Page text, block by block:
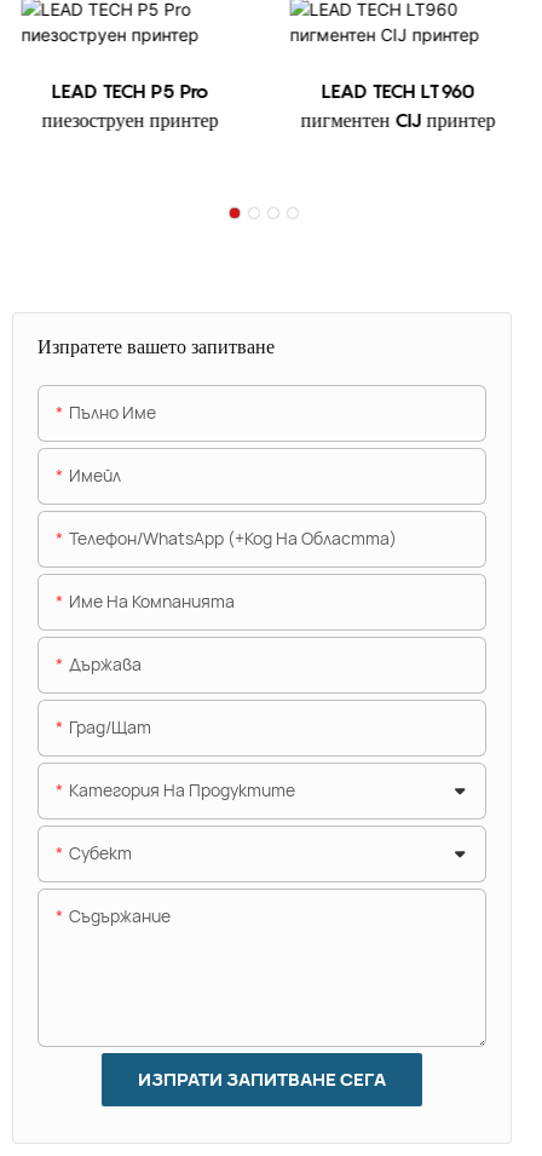
LEAD TECH P5 Pro
пиезоструен принтер
LEAD TECH LT960
пигментен CIJ принтер
Изпратете вашето запитване
Пълно Име
Имейл
Телефон/WhatsApp (+Код На Областта)
Име На Компанията
Държава
Град/щат
Категория На Продуктите
Субект
Съдържание
ИЗПРАТИ ЗАПИТВАНЕ СЕГА